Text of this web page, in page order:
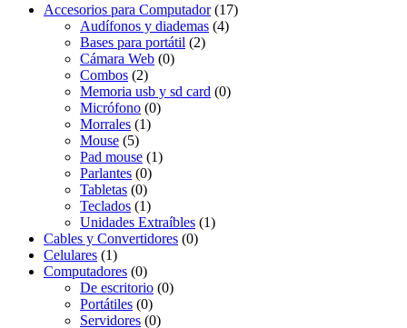
Accesorios para Computador (17)
Audífonos y diademas (4)
Bases para portátil (2)
Cámara Web (0)
Combos (2)
Memoria usb y sd card (0)
Micrófono (0)
Morrales (1)
Mouse (5)
Pad mouse (1)
Parlantes (0)
Tabletas (0)
Teclados (1)
Unidades Extraíbles (1)
Cables y Convertidores (0)
Celulares (1)
Computadores (0)
De escritorio (0)
Portátiles (0)
Servidores (0)